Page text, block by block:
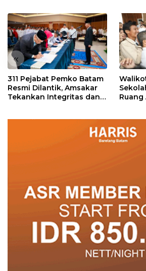
«
311 Pejabat Pemko Batam
Resmi Dilantik, Amsakar
Tekankan Integritas dan